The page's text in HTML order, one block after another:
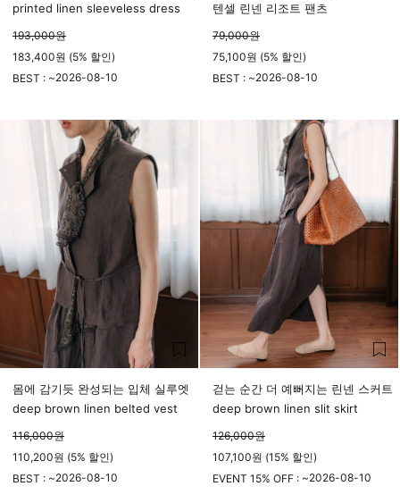
printed linen sleeveless dress
193,000원
183,400원 (5% 할인)
BEST : ~2026-08-10
텐셀 린넨 리조트 팬츠
79,000원
75,100원 (5% 할인)
BEST : ~2026-08-10
몸에 감기듯 완성되는 입체 실루엣
deep brown linen belted vest
116,000원
110,200원 (5% 할인)
BEST : ~2026-08-10
걷는 순간 더 예뻐지는 린넨 스커트
deep brown linen slit skirt
126,000원
107,100원 (15% 할인)
EVENT 15% OFF : ~2026-08-10